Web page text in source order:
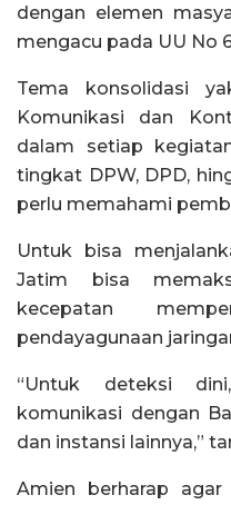
dengan elemen
mengacu pada UU No
Tema konsolidasi
Komunikasi dan
dalam setiap
tingkat DPW, DPD,
perlu memahami
Untuk bisa
Jatim bisa
kecepatan
pendayagunaan
“Untuk deteksi
komunikasi dengan
dan instansi lainnya,”
Amien berharap